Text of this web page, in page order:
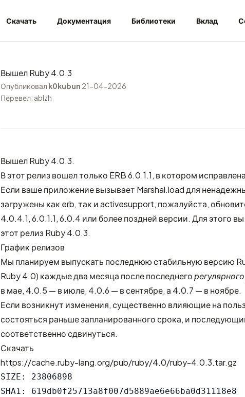
Скачать Документация Библиотеки Вклад
Вышел Ruby 4.0.3
Опубликовалk0kubun 21-04-2026
Перевел: ablzh
Вышел Ruby 4.0.3.
В этот релиз вошел только ERB 6.0.1.1, в котором исправлена
Если ваше приложение вызывает Marshal.load для
загружены как erb, так и activesupport, пожалуйста,
4.0.4.1, 6.0.1.1, 6.0.4 или более поздней версии. Для этого
этот релиз Ruby 4.0.3.
График релизов
Мы планируем выпускать последнюю стабильную версию
Ruby 4.0) каждые два месяца после последнегорегулярного
в мае, 4.0.5 — в июле, 4.0.6 — в сентябре, а 4.0.7 — в ноябре.
Если возникнут изменения, существенно влияющие на
состояться раньше запланированного срока, и
соответственно сдвинуться.
Скачать
https://cache.ruby-lang.org/pub/ruby/4.0/ruby-4.0.3.tar.gz
SIZE: 23806898
SHA1: 619db0f25713a8f007d5889ae6e66ba0d31118e8